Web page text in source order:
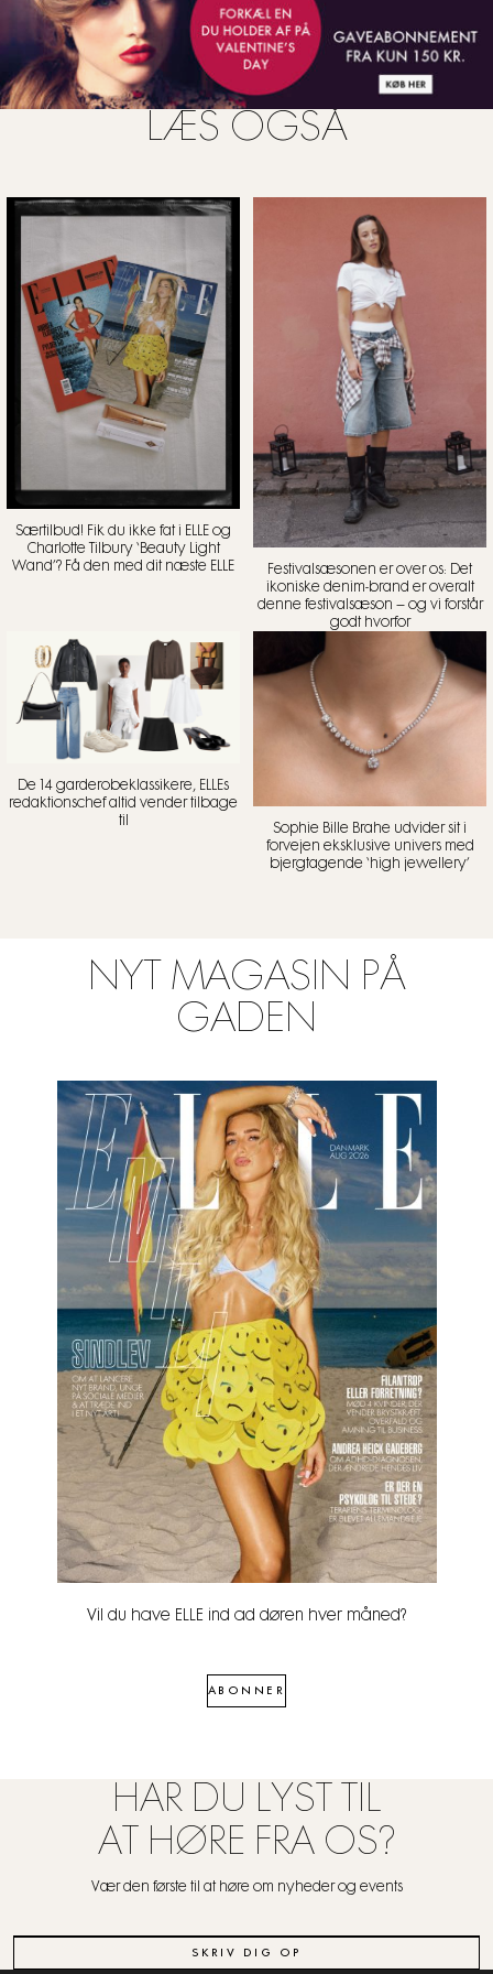
LÆS OGSÅ
Særtilbud! Fik du ikke fat i ELLE og
Charlotte Tilbury ‘Beauty Light
Wand’? Få den med dit næste ELLE
Festivalsæsonen er over os: Det
ikoniske denim-brand er overalt
denne festivalsæson – og vi forstår
godt hvorfor
De 14 garderobeklassikere, ELLEs
redaktionschef altid vender tilbage
til
Sophie Bille Brahe udvider sit i
forvejen eksklusive univers med
bjergtagende ‘high jewellery’
NYT MAGASIN PÅ
GADEN
Vil du have ELLE ind ad døren hver måned?
ABONNER
HAR DU LYST TIL
AT HØRE FRA OS?
Vær den første til at høre om nyheder og events
SKRIV DIG OP